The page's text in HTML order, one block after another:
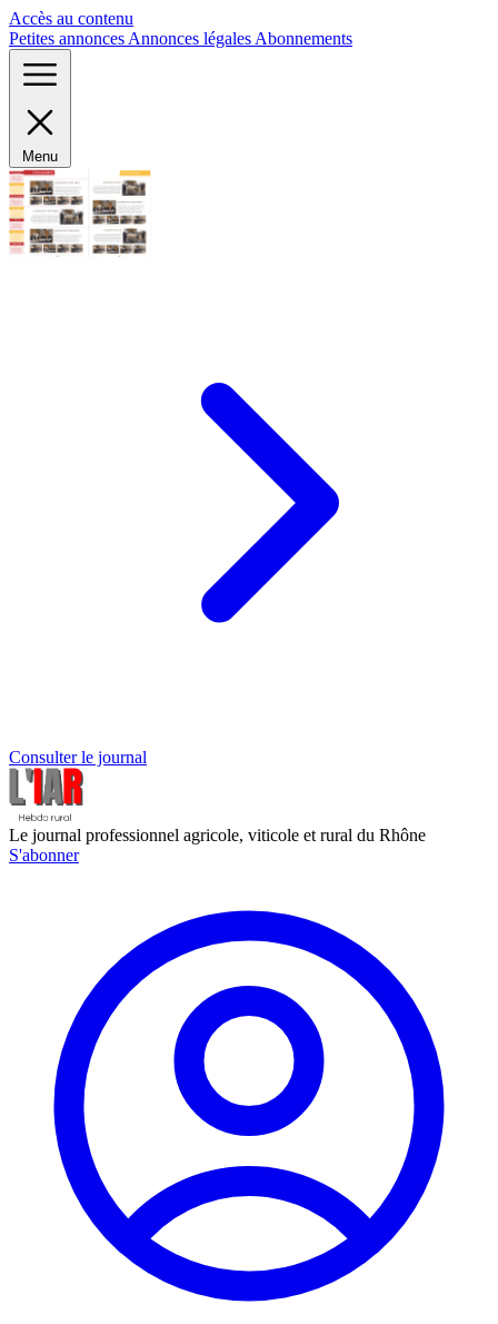
Accès au contenu
Petites annonces Annonces légales Abonnements
Menu
Consulter le journal
Le journal professionnel agricole, viticole et rural du Rhône
S'abonner
Panneau de gestion des cookies